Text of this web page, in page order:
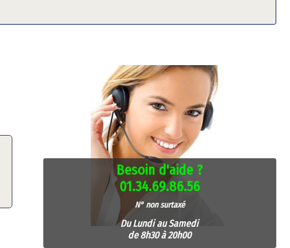
Besoin d'aide ?
01.34.69.86.56
N° non surtaxé
Du Lundi au Samedi
de 8h30 à 20h00